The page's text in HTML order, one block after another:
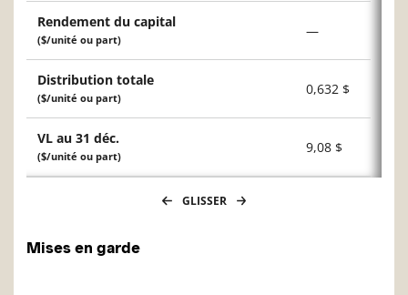
Rendement du capital
($/unité ou part)
—
Distribution totale
($/unité ou part)
0,632 $
VL au 31 déc.
($/unité ou part)
9,08 $
GLISSER
Mises en garde